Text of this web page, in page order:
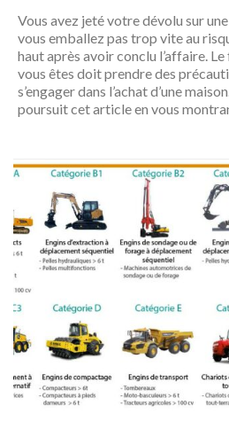
Vous avez jeté votre dévolu sur
vous emballez pas trop vite au
haut après avoir conclu l’affaire.
vous êtes doit prendre des
s’engager dans l’achat d’une
poursuit cet article en vous